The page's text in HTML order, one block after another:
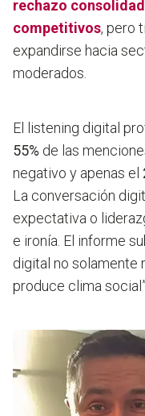
rechazo
competitivos, pero
expandirse hacia
moderados.
El listening digital
55% de las
negativo y apenas el
La conversación
expectativa o
e ironía. El informe
digital no solamente
produce clima